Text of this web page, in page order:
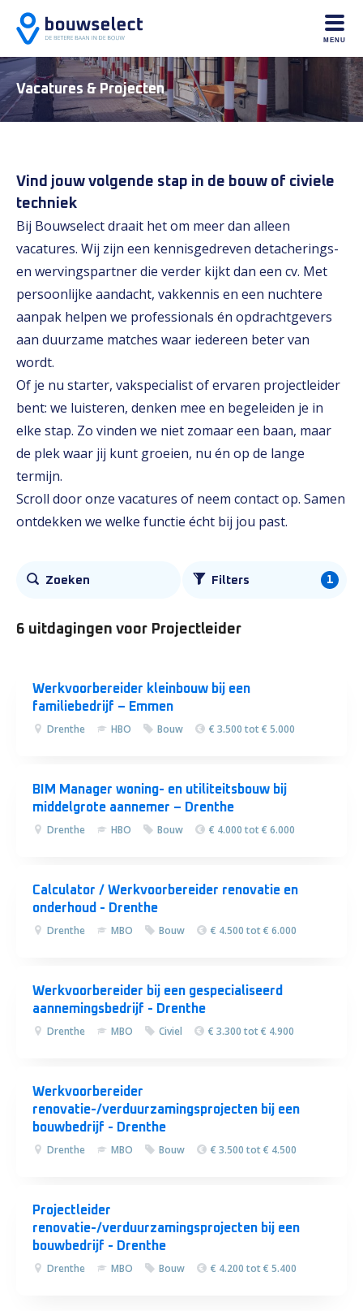
MENU
Vacatures & Projecten
Vind jouw volgende stap in de bouw of civiele
techniek
Bij Bouwselect draait het om meer dan alleen
vacatures. Wij zijn een kennisgedreven detacherings-
en wervingspartner die verder kijkt dan een cv. Met
persoonlijke aandacht, vakkennis en een nuchtere
aanpak helpen we professionals én opdrachtgevers
aan duurzame matches waar iedereen beter van
wordt.
Of je nu starter, vakspecialist of ervaren projectleider
bent: we luisteren, denken mee en begeleiden je in
elke stap. Zo vinden we niet zomaar een baan, maar
de plek waar jij kunt groeien, nu én op de lange
termijn.
Scroll door onze vacatures of neem contact op. Samen
ontdekken we welke functie écht bij jou past.
Alle
6 uitdagingen voor Projectleider
Zoeken Filters 1
Werkvoorbereider kleinbouw bij een
familiebedrijf – Emmen
Drenthe HBO Bouw € 3.500 tot € 5.000
BIM Manager woning- en utiliteitsbouw bij
middelgrote aannemer – Drenthe
Drenthe HBO Bouw € 4.000 tot € 6.000
Calculator / Werkvoorbereider renovatie en
onderhoud - Drenthe
Drenthe MBO Bouw € 4.500 tot € 6.000
Werkvoorbereider bij een gespecialiseerd
aannemingsbedrijf - Drenthe
Drenthe MBO Civiel € 3.300 tot € 4.900
Werkvoorbereider
renovatie-/verduurzamingsprojecten bij een
bouwbedrijf - Drenthe
Drenthe MBO Bouw € 3.500 tot € 4.500
Projectleider
renovatie-/verduurzamingsprojecten bij een
bouwbedrijf - Drenthe
Drenthe MBO Bouw € 4.200 tot € 5.400